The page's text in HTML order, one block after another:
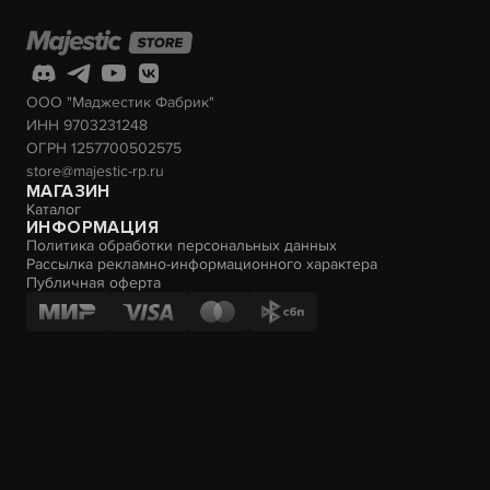
ООО "Маджестик Фабрик"
ИНН 9703231248
ОГРН 1257700502575
store@majestic-rp.ru
МАГАЗИН
Каталог
ИНФОРМАЦИЯ
Политика обработки персональных данных
Рассылка рекламно-информационного характера
Публичная оферта